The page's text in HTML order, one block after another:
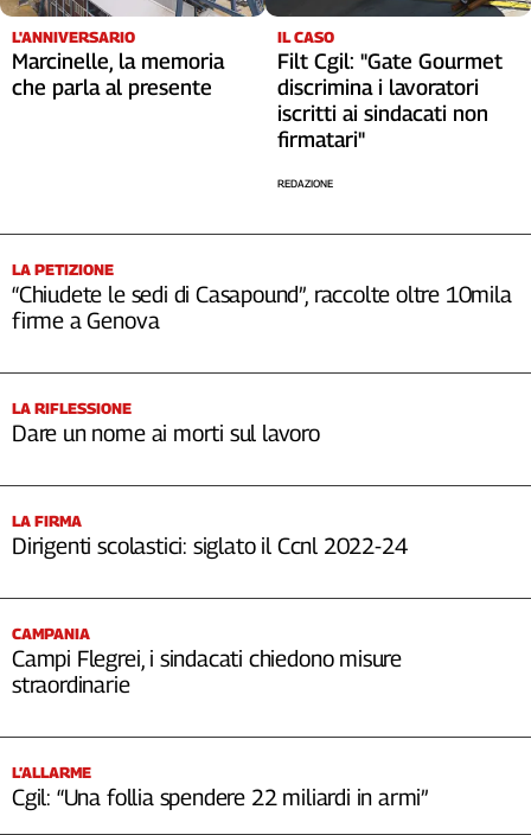
Social
L'ANNIVERSARIO
Marcinelle, la memoria
che parla al presente
IL CASO
Filt Cgil: "Gate Gourmet
discrimina i lavoratori
iscritti ai sindacati non
firmatari"
REDAZIONE
LA PETIZIONE
“Chiudete le sedi di Casapound”, raccolte oltre 10mila
firme a Genova
LA RIFLESSIONE
Dare un nome ai morti sul lavoro
LA FIRMA
Dirigenti scolastici: siglato il Ccnl 2022-24
CAMPANIA
Campi Flegrei, i sindacati chiedono misure
straordinarie
L’ALLARME
Cgil: “Una follia spendere 22 miliardi in armi”